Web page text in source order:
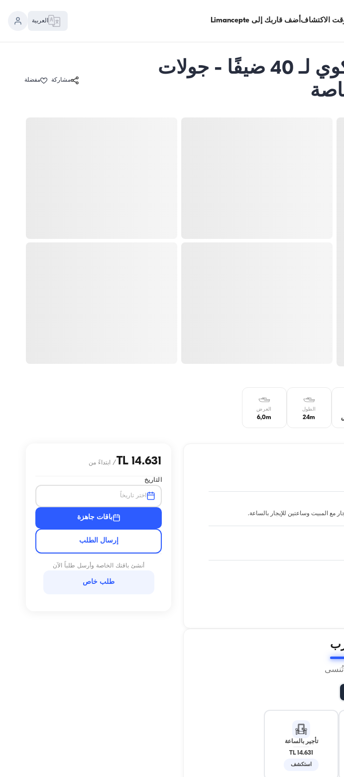
الاكتشافأضف قاربك إلى Limancepte العربية
يخت فاخر بطول 24 متر من أرناؤوط كوي لـ 40 ضيفًا - جولات
مشاركة مفضلة
الطول
24m
العرض
6,0m
مع المبيت وساعتين للإيجار بالساعة.
تُنسى
تأجير بالساعة
14.631 TL
استكشف
14.631 TL
/ ابتداءً من
التاريخ
اختر تاريخاً
باقات جاهزة
إرسال الطلب
أنشئ باقتك الخاصة وأرسل طلباً الآن
طلب خاص